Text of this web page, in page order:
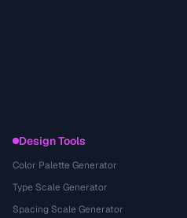
Design Tools
Color Palette Generator
Type Scale Generator
Spacing Scale Generator